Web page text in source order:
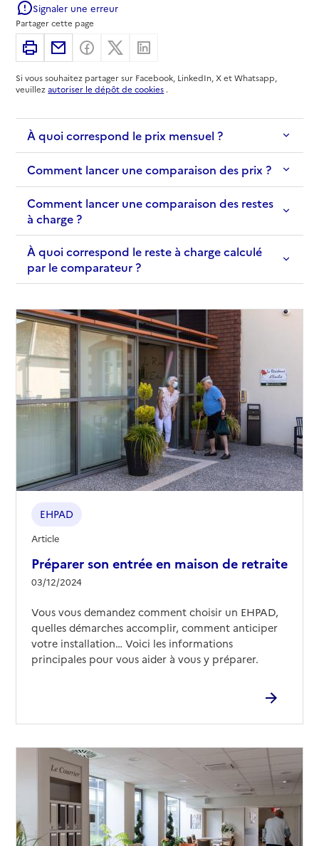
Signaler une erreur
Partager cette page
ImprimerPartager par email
Partager sur Facebook
Partager sur X
Si vous souhaitez partager sur Facebook, LinkedIn, X et Whatsapp,
veuillezautoriser le dépôt de cookies .
À quoi correspond le prix mensuel ?
Comment lancer une comparaison des prix ?
Comment lancer une comparaison des restes
à charge ?
À quoi correspond le reste à charge calculé
par le comparateur ?
Préparer son entrée en maison de retraite
03/12/2024
EHPAD
Article
Vous vous demandez comment choisir un EHPAD,
quelles démarches accomplir, comment anticiper
votre installation… Voici les informations
principales pour vous aider à vous y préparer.